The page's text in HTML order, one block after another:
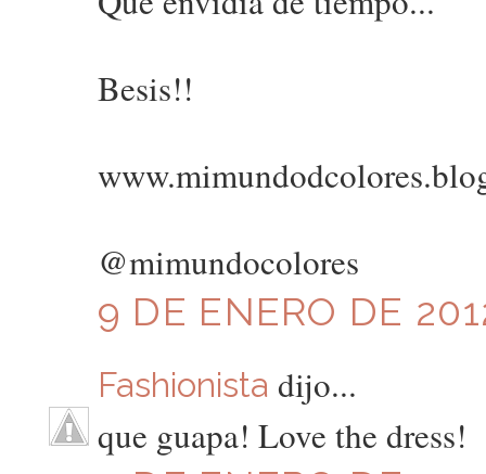
Besis!!
@mimundocolores
9 DE ENERO DE
Fashionista dijo...
que guapa! Love the dress!